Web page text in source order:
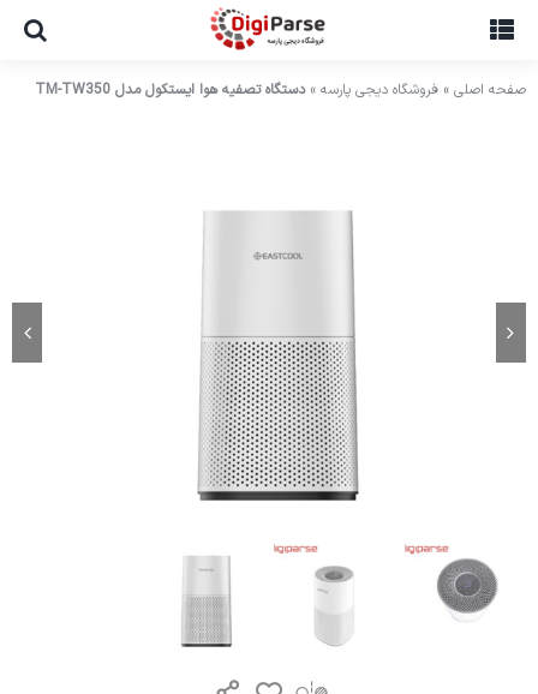
صفحه اصلی » فروشگاه دیجی پارسه »دستگاه تصفیه هوا ایستکول مدل TM-TW350